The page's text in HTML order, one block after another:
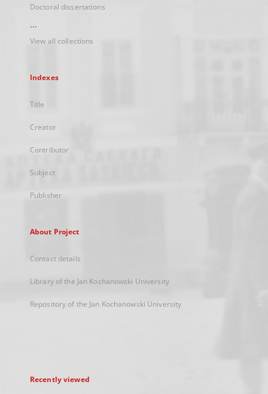
Doctoral dissertations
...
View all collections
Indexes
Title
Creator
Contributor
Subject
Publisher
About Project
Contact details
Library of the Jan Kochanowski University
Repository of the Jan Kochanowski University
Recently viewed